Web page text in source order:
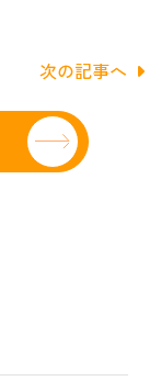
次の記事へ